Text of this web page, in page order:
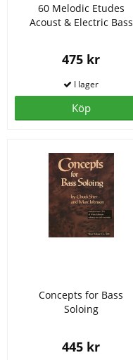
60 Melodic Etudes
Acoust & Electric Bass
475 kr
Köp
Concepts for Bass
Soloing
445 kr